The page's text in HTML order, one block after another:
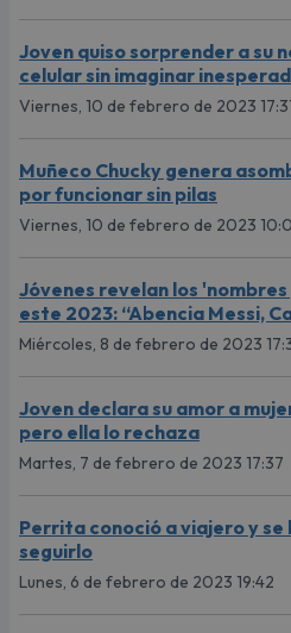
Joven quiso sorprender a su
celular sin imaginar
Viernes, 10 de febrero de 2023
Muñeco Chucky genera
por funcionar sin pilas
Viernes, 10 de febrero de 2023
Jóvenes revelan los
este 2023: “Abencia Messi,
Miércoles, 8 de febrero de 2023
Joven declara su amor a
pero ella lo rechaza
Martes, 7 de febrero de 2023 17:37
Perrita conoció a viajero y se
seguirlo
Lunes, 6 de febrero de 2023 19:42